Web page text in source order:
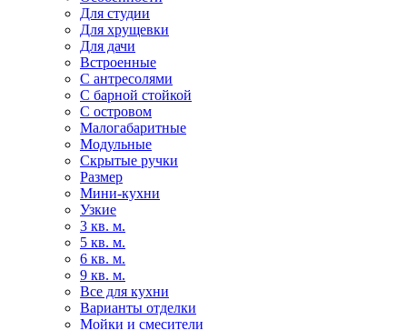
Для студии
Для хрущевки
Для дачи
Встроенные
С антресолями
С барной стойкой
С островом
Малогабаритные
Модульные
Скрытые ручки
Размер
Мини-кухни
Узкие
3 кв. м.
5 кв. м.
6 кв. м.
9 кв. м.
Все для кухни
Варианты отделки
Мойки и смесители